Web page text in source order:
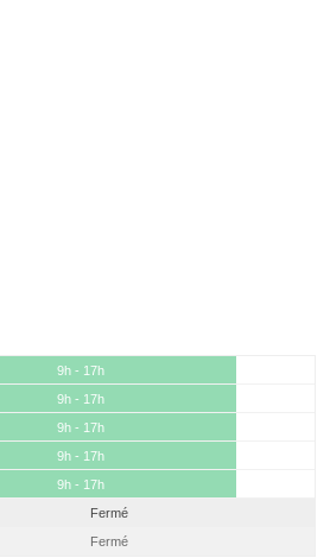
9h - 17h
9h - 17h
9h - 17h
9h - 17h
9h - 17h
Fermé
Fermé